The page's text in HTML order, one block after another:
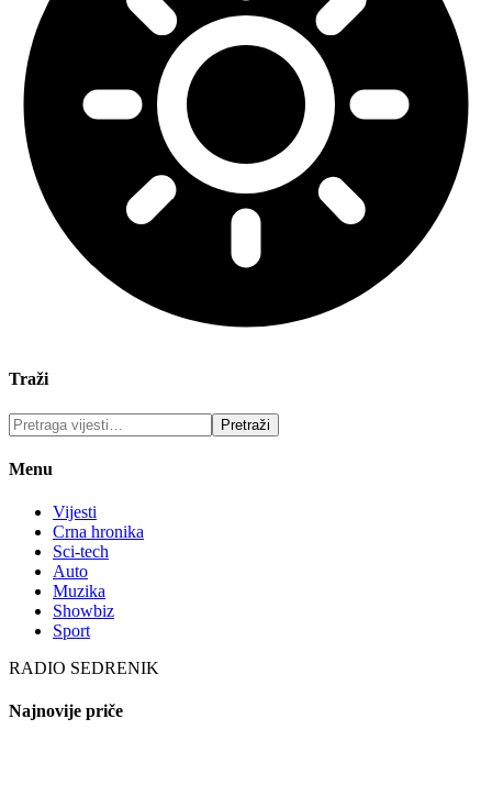
Traži
Menu
Vijesti
Crna hronika
Sci-tech
Auto
Muzika
Showbiz
Sport
RADIO SEDRENIK
Najnovije priče